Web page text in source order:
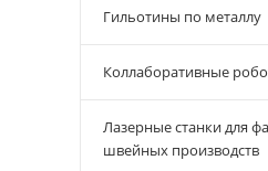
Гильотины по металлу
Коллаборативные
Лазерные станки для
швейных производств